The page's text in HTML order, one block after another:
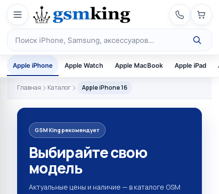
Перейти к содержимому
Поиск по каталогу
Apple iPhone Apple Watch Apple MacBook Apple iPad
Главная Каталог Apple iPhone 16
GSM King рекомендует
Выбирайте свою
модель
Актуальные цены и наличие — в каталоге GSM